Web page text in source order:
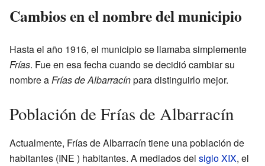
Cambios en el nombre del municipio
Hasta el año 1916, el municipio se llamaba simplemente
Frías. Fue en esa fecha cuando se decidió cambiar su
nombre aFrías de Albarracínpara distinguirlo mejor.
Población de Frías de Albarracín
Actualmente, Frías de Albarracín tiene una población de
habitantes (INE ) habitantes. A mediados del siglo XIX, el